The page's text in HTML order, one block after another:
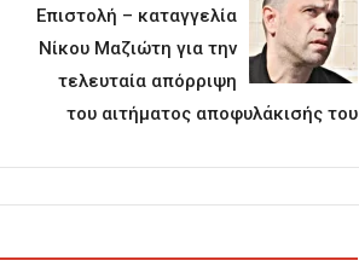
Επιστολή – καταγγελία
Νίκου Μαζιώτη για την
τελευταία απόρριψη
του αιτήματος αποφυλάκισής του